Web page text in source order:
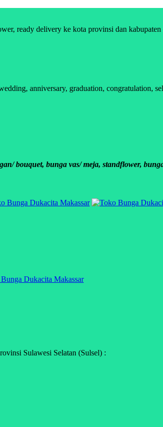
ready delivery ke kota provinsi dan kabupaten
anniversary, graduation, congratulation,
bouquet, bunga vas/ meja, standflower,
Sulawesi Selatan (Sulsel) :